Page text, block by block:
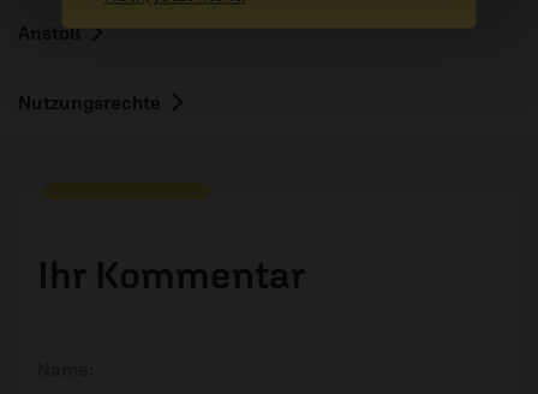
Anstoß
Nutzungsrechte
Ihr Kommentar